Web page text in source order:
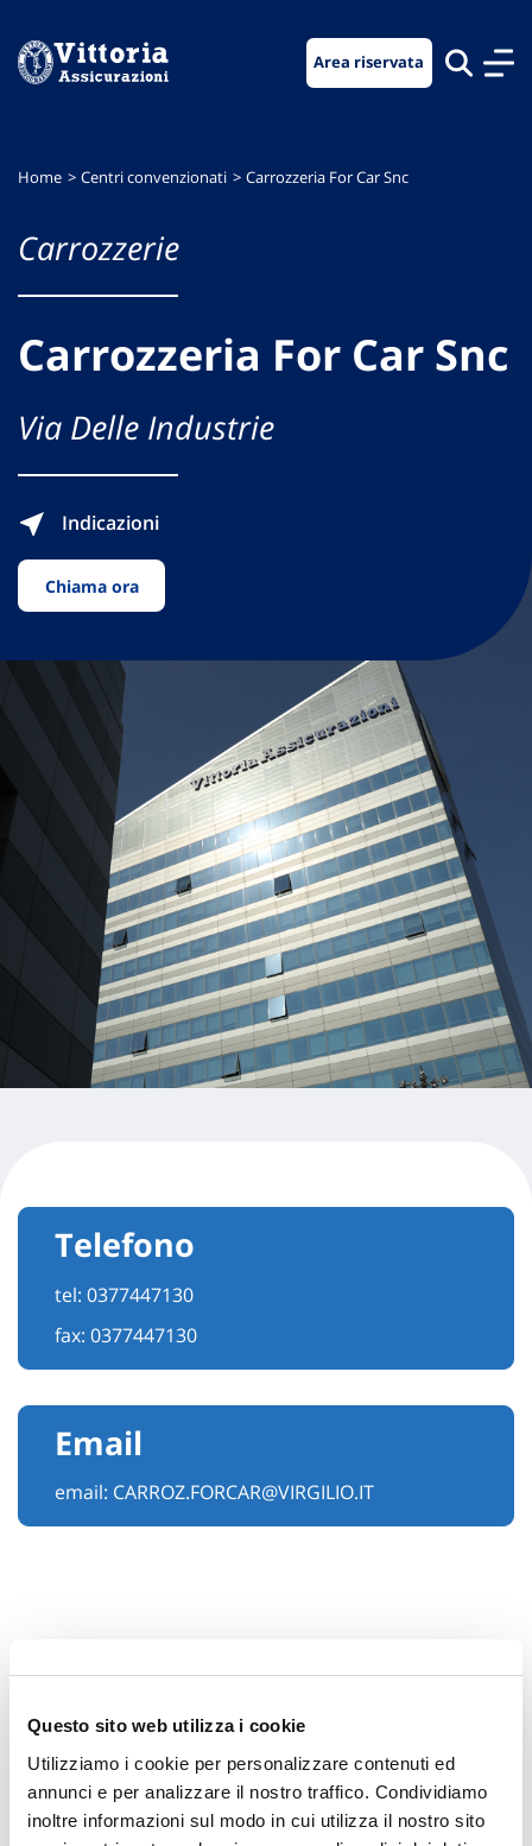
Questo sito web utilizza i cookie
Utilizziamo i cookie per personalizzare contenuti ed
annunci e per analizzare il nostro traffico. Condividiamo
inoltre informazioni sul modo in cui utilizza il nostro sito
menu
contenuto
footer
Area riservata
Home Centri convenzionati Carrozzeria For Car Snc
Carrozzerie
Carrozzeria For Car Snc
Via Delle Industrie
Indicazioni
Chiama ora
Telefono
tel: 0377447130
fax: 0377447130
Email
email: CARROZ.FORCAR@VIRGILIO.IT
Hai bisogno di